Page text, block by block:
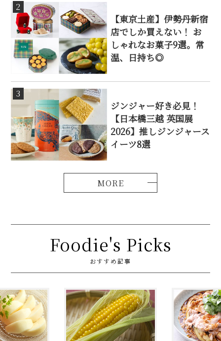
2
【東京土産】伊勢丹新宿
店でしか買えない！ お
しゃれなお菓子9選。常
温、日持ち◎
3
ジンジャー好き必見！
【日本橋三越 英国展
2026】推しジンジャース
イーツ8選
Foodie's Picks
おすすめ記事